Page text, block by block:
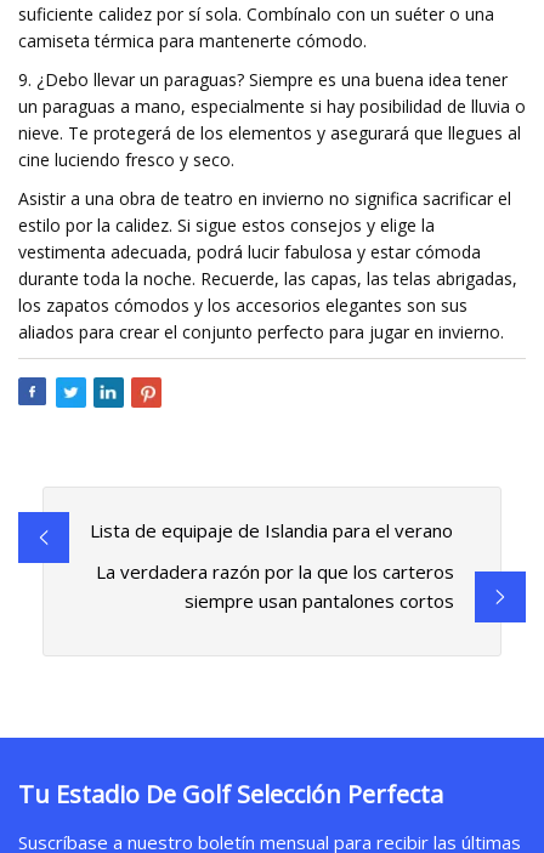
suficiente calidez por sí sola. Combínalo con un suéter o una
camiseta térmica para mantenerte cómodo.
9. ¿Debo llevar un paraguas? Siempre es una buena idea tener
un paraguas a mano, especialmente si hay posibilidad de lluvia o
nieve. Te protegerá de los elementos y asegurará que llegues al
cine luciendo fresco y seco.
Asistir a una obra de teatro en invierno no significa sacrificar el
estilo por la calidez. Si sigue estos consejos y elige la
vestimenta adecuada, podrá lucir fabulosa y estar cómoda
durante toda la noche. Recuerde, las capas, las telas abrigadas,
los zapatos cómodos y los accesorios elegantes son sus
aliados para crear el conjunto perfecto para jugar en invierno.
Lista de equipaje de Islandia para el verano
La verdadera razón por la que los carteros
siempre usan pantalones cortos
Tu Estadio De Golf Selección Perfecta
Suscríbase a nuestro boletín mensual para recibir las últimas